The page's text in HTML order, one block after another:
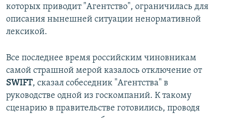
которых приводит "Агентство", ограничилась для
описания нынешней ситуации ненормативной
лексикой.
Все последнее время российским чиновникам
самой страшной мерой казалось отключение от
SWIFT, сказал собеседник "Агентства" в
руководстве одной из госкомпаний. К такому
сценарию в правительстве готовились, проводя